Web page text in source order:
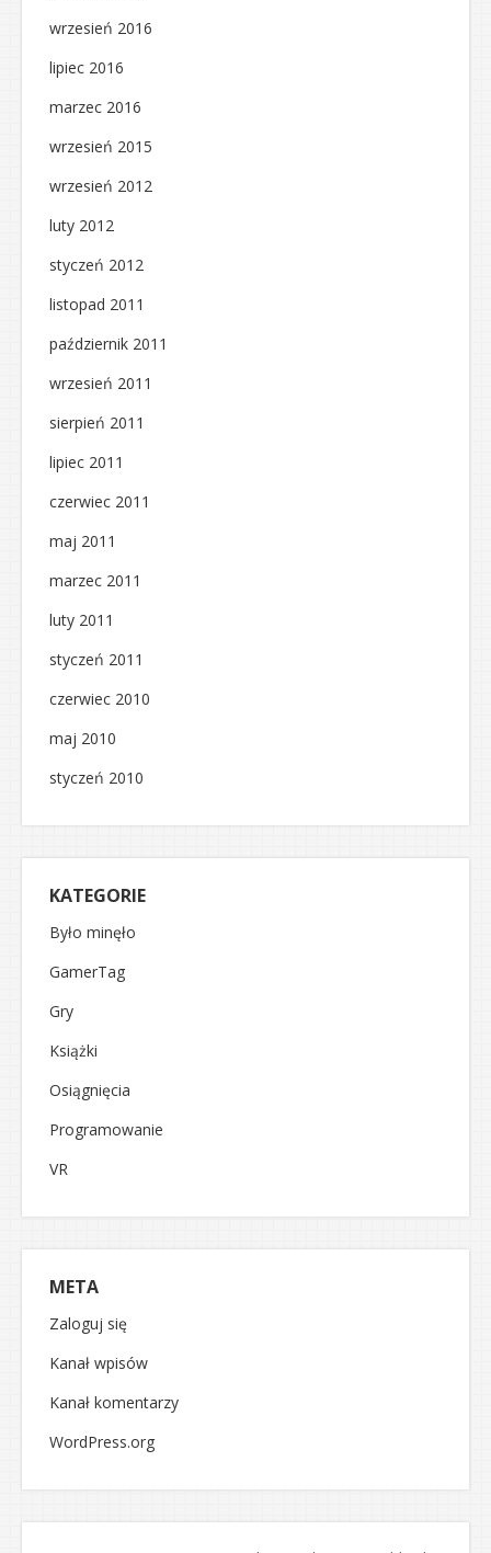
wrzesień 2016
lipiec 2016
marzec 2016
wrzesień 2015
wrzesień 2012
luty 2012
styczeń 2012
listopad 2011
październik 2011
wrzesień 2011
sierpień 2011
lipiec 2011
czerwiec 2011
maj 2011
marzec 2011
luty 2011
styczeń 2011
czerwiec 2010
maj 2010
styczeń 2010
KATEGORIE
Było minęło
GamerTag
Gry
Książki
Osiągnięcia
Programowanie
VR
META
Zaloguj się
Kanał wpisów
Kanał komentarzy
WordPress.org